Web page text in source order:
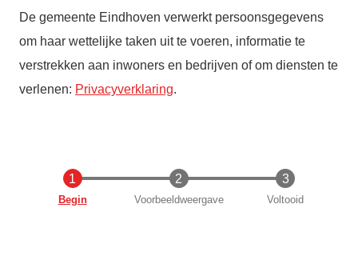
De gemeente Eindhoven verwerkt persoonsgegevens
om haar wettelijke taken uit te voeren, informatie te
verstrekken aan inwoners en bedrijven of om diensten te
verlenen: Privacyverklaring.
Huidige
Begin Voorbeeldweergave Voltooid